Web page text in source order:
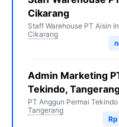
Cikarang
Staff Warehouse PT Aisin
Cikarang
Admin Marketing
Tekindo,
PT Anggun Permai Tekindo
Tangerang